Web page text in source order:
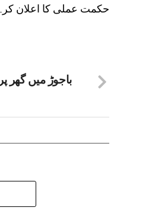
حکمت عملی کا اعلان